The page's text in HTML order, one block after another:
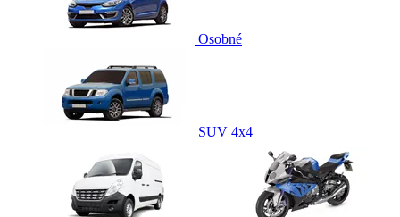
Osobné
SUV 4x4